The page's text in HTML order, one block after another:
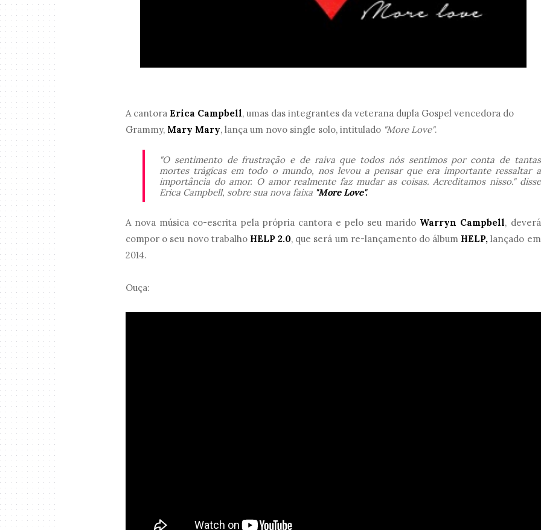
A cantora Erica Campbell, umas das integrantes da veterana dupla Gospel vencedora do
Grammy, Mary Mary, lança um novo single solo, intitulado "More Love".
"O sentimento de frustração e de raiva que todos nós sentimos por conta de tantas
mortes trágicas em todo o mundo, nos levou a pensar que era importante ressaltar a
importância do amor. O amor realmente faz mudar as coisas. Acreditamos nisso."disse
Erica Campbell, sobre sua nova faixa "More Love".
A nova música co-escrita pela própria cantora e pelo seu marido Warryn Campbell, deverá
compor o seu novo trabalho HELP 2.0, que será um re-lançamento do álbum HELP, lançado em
2014.
Ouça: